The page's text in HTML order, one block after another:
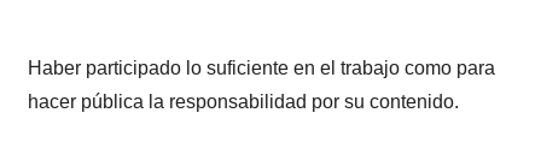
Haber participado lo suficiente en el trabajo como para
hacer pública la responsabilidad por su contenido.